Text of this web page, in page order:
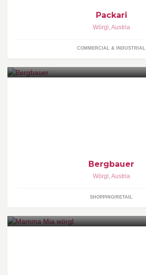
Packari
Wörgl ,Austria
COMMERCIAL & INDUSTRIAL
Bergbauer
Wörgl ,Austria
SHOPPING/RETAIL